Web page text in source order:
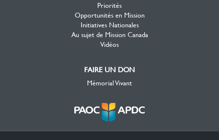
Priorités
Opportunités en Mission
Initiatives Nationales
Au sujet de Mission Canada
Vidéos
FAIRE UN DON
Mémorial Vivant